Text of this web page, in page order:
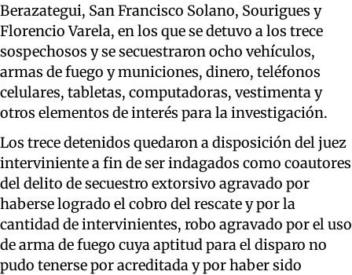
Berazategui, San Francisco Solano, Sourigues y
Florencio Varela, en los que se detuvo a los trece
sospechosos y se secuestraron ocho vehículos,
armas de fuego y municiones, dinero, teléfonos
celulares, tabletas, computadoras, vestimenta y
otros elementos de interés para la investigación.
Los trece detenidos quedaron a disposición del juez
interviniente a fin de ser indagados como coautores
del delito de secuestro extorsivo agravado por
haberse logrado el cobro del rescate y por la
cantidad de intervinientes, robo agravado por el uso
de arma de fuego cuya aptitud para el disparo no
pudo tenerse por acreditada y por haber sido